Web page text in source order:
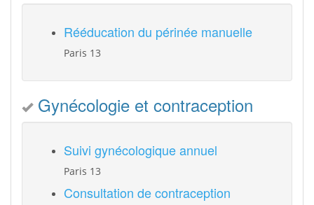
Rééducation du périnée manuelle
Paris 13
Gynécologie et contraception
Suivi gynécologique annuel
Paris 13
Consultation de contraception